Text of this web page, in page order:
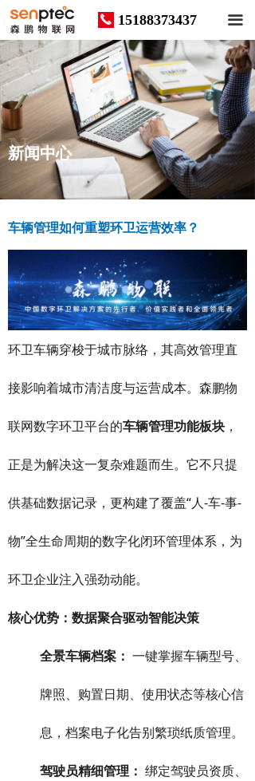
끀
끅 15188373437
车辆管理如何重塑环卫运营效率？
环卫车辆穿梭于城市脉络，其高效管理直
接影响着城市清洁度与运营成本。森鹏物
联网数字环卫平台的车辆管理功能板块 ，
正是为解决这一复杂难题而生。它不只提
供基础数据记录，更构建了覆盖“人-车-事-
物”全生命周期的数字化闭环管理体系，为
环卫企业注入强劲动能。
核心优势：数据聚合驱动智能决策
全景车辆档案： 一键掌握车辆型号、
牌照、购置日期、使用状态等核心信
息，档案电子化告别繁琐纸质管理。
驾驶员精细管理： 绑定驾驶员资质、
News
新闻中心